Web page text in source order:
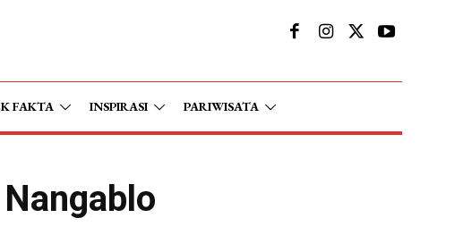
FAKTA INSPIRASI PARIWISATA